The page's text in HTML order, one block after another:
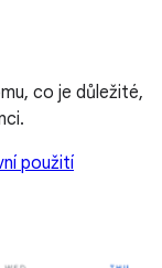
co je důležité,
použití